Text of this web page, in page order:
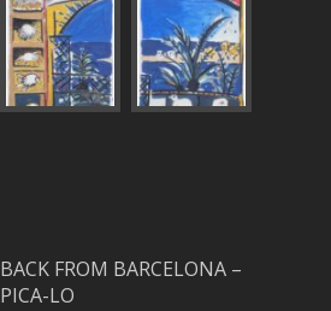
BACK FROM BARCELONA –
PICA-LO